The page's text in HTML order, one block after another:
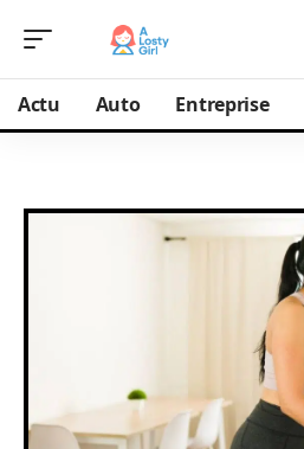
Actu Auto Entreprise